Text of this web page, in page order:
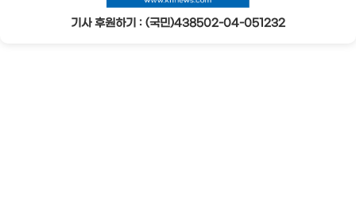
기사 후원하기 : (국민)438502-04-051232